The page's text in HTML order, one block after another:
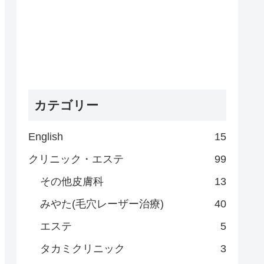
カテゴリー
English
15
クリニック・エステ
99
その他皮膚科
13
みやた(毛穴レーザー治療)
40
エステ
5
タカミクリニック
3